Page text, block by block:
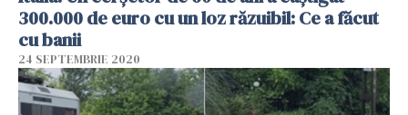
300.000 de euro cu un loz răzuibil: Ce a făcut
cu banii
24 SEPTEMBRIE 2020